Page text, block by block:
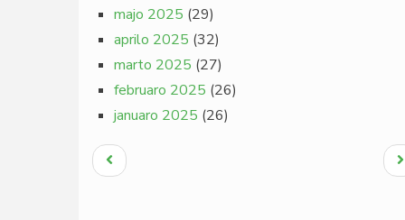
majo 2025 (29)
aprilo 2025 (32)
marto 2025 (27)
februaro 2025 (26)
januaro 2025 (26)
Pagination
Antaŭa
paĝo